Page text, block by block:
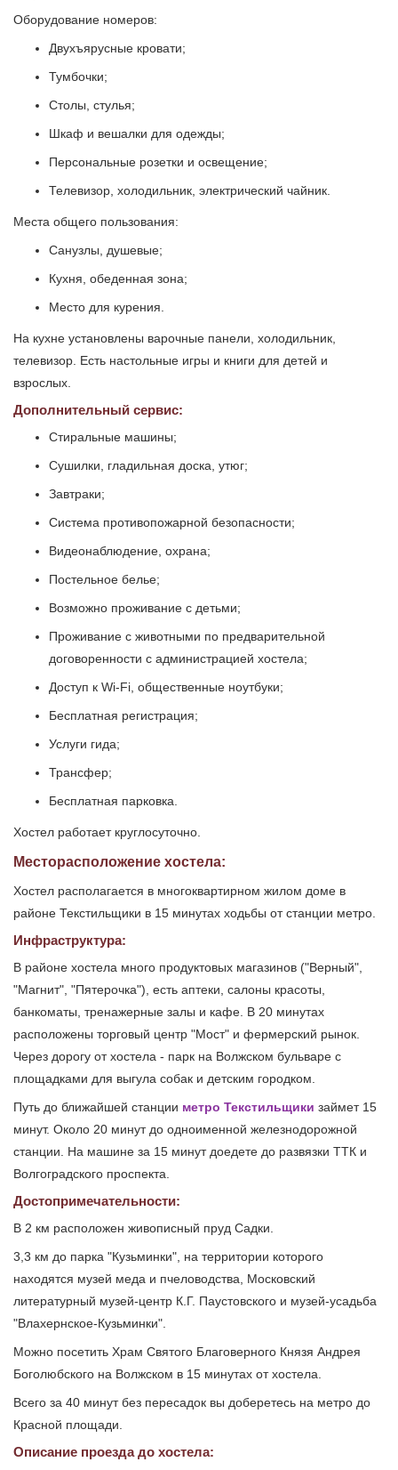
Оборудование номеров:
Двухъярусные кровати;
Тумбочки;
Столы, стулья;
Шкаф и вешалки для одежды;
Персональные розетки и освещение;
Телевизор, холодильник, электрический чайник.
Места общего пользования:
Санузлы, душевые;
Кухня, обеденная зона;
Место для курения.
На кухне установлены варочные панели, холодильник,
телевизор. Есть настольные игры и книги для детей и
взрослых.
Дополнительный сервис:
Стиральные машины;
Сушилки, гладильная доска, утюг;
Завтраки;
Система противопожарной безопасности;
Видеонаблюдение, охрана;
Постельное белье;
Возможно проживание с детьми;
Проживание с животными по предварительной
договоренности с администрацией хостела;
Доступ к Wi-Fi, общественные ноутбуки;
Бесплатная регистрация;
Услуги гида;
Трансфер;
Бесплатная парковка.
Хостел работает круглосуточно.
Месторасположение хостела:
Хостел располагается в многоквартирном жилом доме в
районе Текстильщики в 15 минутах ходьбы от станции метро.
Инфраструктура:
В районе хостела много продуктовых магазинов ("Верный",
"Магнит", "Пятерочка"), есть аптеки, салоны красоты,
банкоматы, тренажерные залы и кафе. В 20 минутах
расположены торговый центр "Мост" и фермерский рынок.
Через дорогу от хостела - парк на Волжском бульваре с
площадками для выгула собак и детским городком.
Путь до ближайшей станции метро Текстильщики займет 15
минут. Около 20 минут до одноименной железнодорожной
станции. На машине за 15 минут доедете до развязки ТТК и
Волгоградского проспекта.
Достопримечательности:
В 2 км расположен живописный пруд Садки.
3,3 км до парка "Кузьминки", на территории которого
находятся музей меда и пчеловодства, Московский
литературный музей-центр К.Г. Паустовского и музей-усадьба
"Влахернское-Кузьминки".
Можно посетить Храм Святого Благоверного Князя Андрея
Боголюбского на Волжском в 15 минутах от хостела.
Всего за 40 минут без пересадок вы доберетесь на метро до
Красной площади.
Описание проезда до хостела: